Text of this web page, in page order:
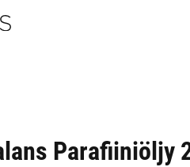
Parafiiniöljy